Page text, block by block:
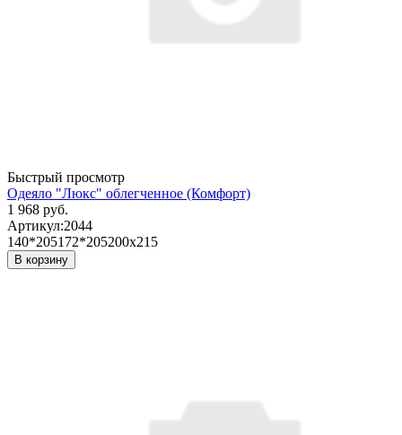
Быстрый просмотр
Одеяло "Люкс" облегченное (Комфорт)
1 968 руб.
Артикул:2044
140*205172*205200х215
В корзину